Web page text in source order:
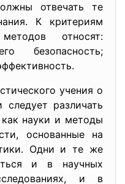
отвечать те
К критериям
относят:
безопасность;
учения о
различать
науки и методы
основанные на
Одни и те же
и в научных
и в